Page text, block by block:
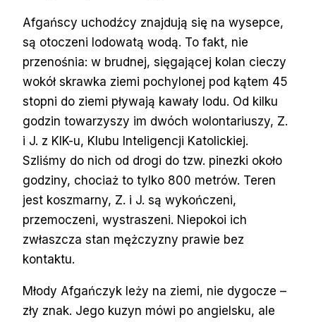
Afgańscy uchodźcy znajdują się na wysepce,
są otoczeni lodowatą wodą. To fakt, nie
przenośnia: w brudnej, sięgającej kolan cieczy
wokół skrawka ziemi pochylonej pod kątem 45
stopni do ziemi pływają kawały lodu. Od kilku
godzin towarzyszy im dwóch wolontariuszy, Z.
i J. z KIK-u, Klubu Inteligencji Katolickiej.
Szliśmy do nich od drogi do tzw. pinezki około
godziny, chociaż to tylko 800 metrów. Teren
jest koszmarny, Z. i J. są wykończeni,
przemoczeni, wystraszeni. Niepokoi ich
zwłaszcza stan mężczyzny prawie bez
kontaktu.
Młody Afgańczyk leży na ziemi, nie dygocze –
zły znak. Jego kuzyn mówi po angielsku, ale